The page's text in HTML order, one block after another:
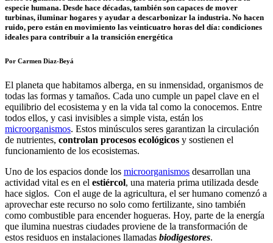
especie humana. Desde hace décadas, también son capaces de mover
turbinas, iluminar hogares y ayudar a descarbonizar la industria. No hacen
ruido, pero están en movimiento las veinticuatro horas del día: condiciones
ideales para contribuir a la transición energética
Por Carmen Diaz-Beyá
El planeta que habitamos alberga, en su inmensidad, organismos de
todas las formas y tamaños. Cada uno cumple un papel clave en el
equilibrio del ecosistema y en la vida tal como la conocemos. Entre
todos ellos, y casi invisibles a simple vista, están los
microorganismos. Estos minúsculos seres garantizan la circulación
de nutrientes, controlan procesos ecológicos y sostienen el
funcionamiento de los ecosistemas.
Uno de los espacios donde los microorganismos desarrollan una
actividad vital es en el estiércol, una materia prima utilizada desde
hace siglos. Con el auge de la agricultura, el ser humano comenzó a
aprovechar este recurso no solo como fertilizante, sino también
como combustible para encender hogueras. Hoy, parte de la energía
que ilumina nuestras ciudades proviene de la transformación de
estos residuos en instalaciones llamadas biodigestores.